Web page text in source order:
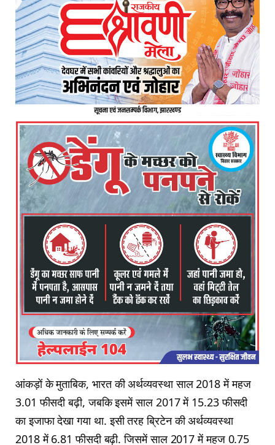
आंकड़ों के मुताबिक, भारत की अर्थव्यवस्था साल 2018 में महज
3.01 फीसदी बढ़ी, जबकि इसमें साल 2017 में 15.23 फीसदी
का इजाफा देखा गया था. इसी तरह ब्रिटेन की अर्थव्यवस्था
2018 में 6.81 फीसदी बढ़ी. जिसमें साल 2017 में महज 0.75